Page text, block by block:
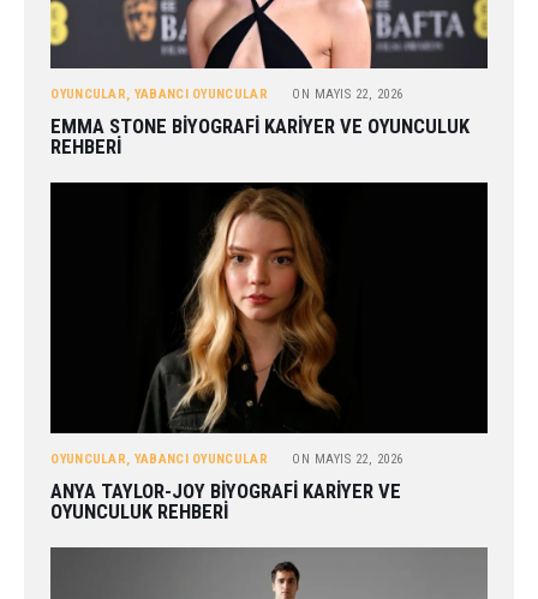
OYUNCULAR, YABANCI OYUNCULAR ON MAYIS 22, 2026
EMMA STONE BIYOGRAFI KARIYER VE OYUNCULUK
REHBERI
OYUNCULAR, YABANCI OYUNCULAR ON MAYIS 22, 2026
ANYA TAYLOR-JOY BIYOGRAFI KARIYER VE
OYUNCULUK REHBERI